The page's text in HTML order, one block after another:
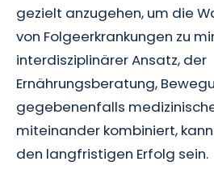
gezielt anzugehen, um die
von Folgeerkrankungen zu
interdisziplinärer Ansatz, der
Ernährungsberatung,
gegebenenfalls
miteinander kombiniert,
den langfristigen Erfolg sein.